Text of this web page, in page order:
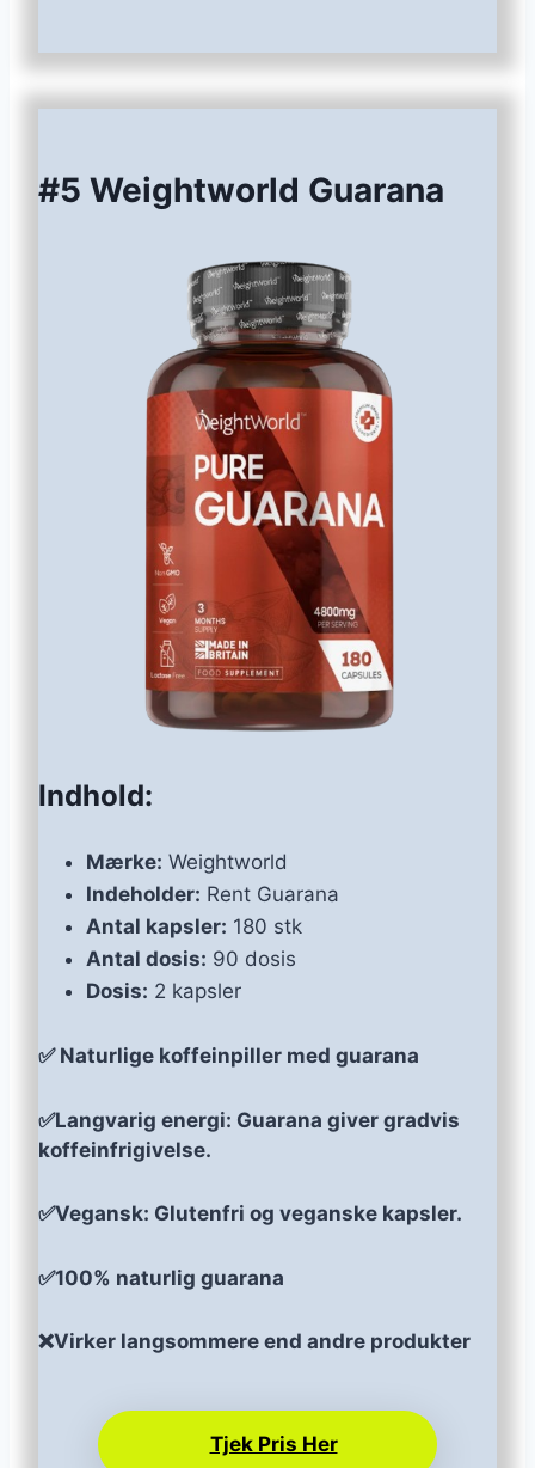
#5 Weightworld Guarana
Indhold:
Mærke: Weightworld
Indeholder: Rent Guarana
Antal kapsler: 180 stk
Antal dosis: 90 dosis
Dosis: 2 kapsler
✅ Naturlige koffeinpiller med guarana
✅Langvarig energi: Guarana giver gradvis
koffeinfrigivelse.
✅Vegansk: Glutenfri og veganske kapsler.
✅100% naturlig guarana
❌Virker langsommere end andre produkter
Tjek Pris Her